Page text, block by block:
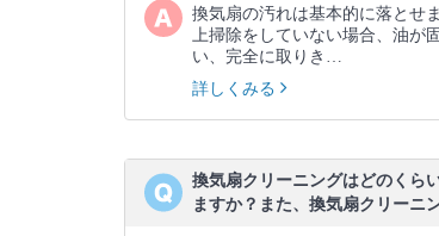
換気扇の汚れは基本的に落とせ
上掃除をしていない場合、油が
い、完全に取りき…
詳しくみる
換気扇クリーニングはどのくら
ますか？また、換気扇クリーニ